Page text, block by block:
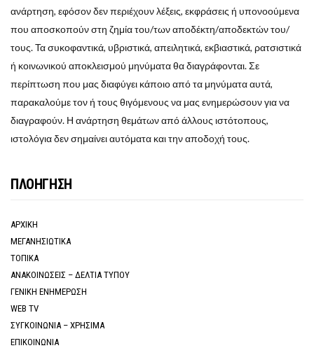
ανάρτηση, εφόσον δεν περιέχουν λέξεις, εκφράσεις ή υπονοούμενα
που αποσκοπούν στη ζημία του/των αποδέκτη/αποδεκτών του/
τους. Τα συκοφαντικά, υβριστικά, απειλητικά, εκβιαστικά, ρατσιστικά
ή κοινωνικού αποκλεισμού μηνύματα θα διαγράφονται. Σε
περίπτωση που μας διαφύγει κάποιο από τα μηνύματα αυτά,
παρακαλούμε τον ή τους θιγόμενους να μας ενημερώσουν για να
διαγραφούν. Η ανάρτηση θεμάτων από άλλους ιστότοπους,
ιστολόγια δεν σημαίνει αυτόματα και την αποδοχή τους.
ΠΛΟΗΓΗΣΗ
ΑΡΧΙΚΗ
ΜΕΓΑΝΗΣΙΩΤΙΚΑ
ΤΟΠΙΚΑ
ΑΝΑΚΟΙΝΩΣΕΙΣ – ΔΕΛΤΙΑ ΤΥΠΟΥ
ΓΕΝΙΚΗ ΕΝΗΜΕΡΩΣΗ
WEB TV
ΣΥΓΚΟΙΝΩΝΙΑ – ΧΡΗΣΙΜΑ
ΕΠΙΚΟΙΝΩΝΙΑ